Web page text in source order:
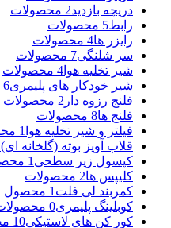
دریچه بازدید2 محصولات
رابط5 محصولات
رایزر ها4 محصولات
سر شلنگی7 محصولات
شیر تخلیه هوا 4 محصولات
شیر خودکار های پلیمری6 محصولات
فلنج رزوه دار 2 محصولات
فلنج ها8 محصولات
فیلتر و شیر تخلیه هوا 1 محصول
قلاب آویز بوته (گلخانه ای)
کپسول زیر سطحی 1 محصول
کلیپس ها2 محصولات
کمربند لی فلت 1 محصول
کوبلینگ پلیمری0 محصولات
کور کن های لاستیکی10 محصولات